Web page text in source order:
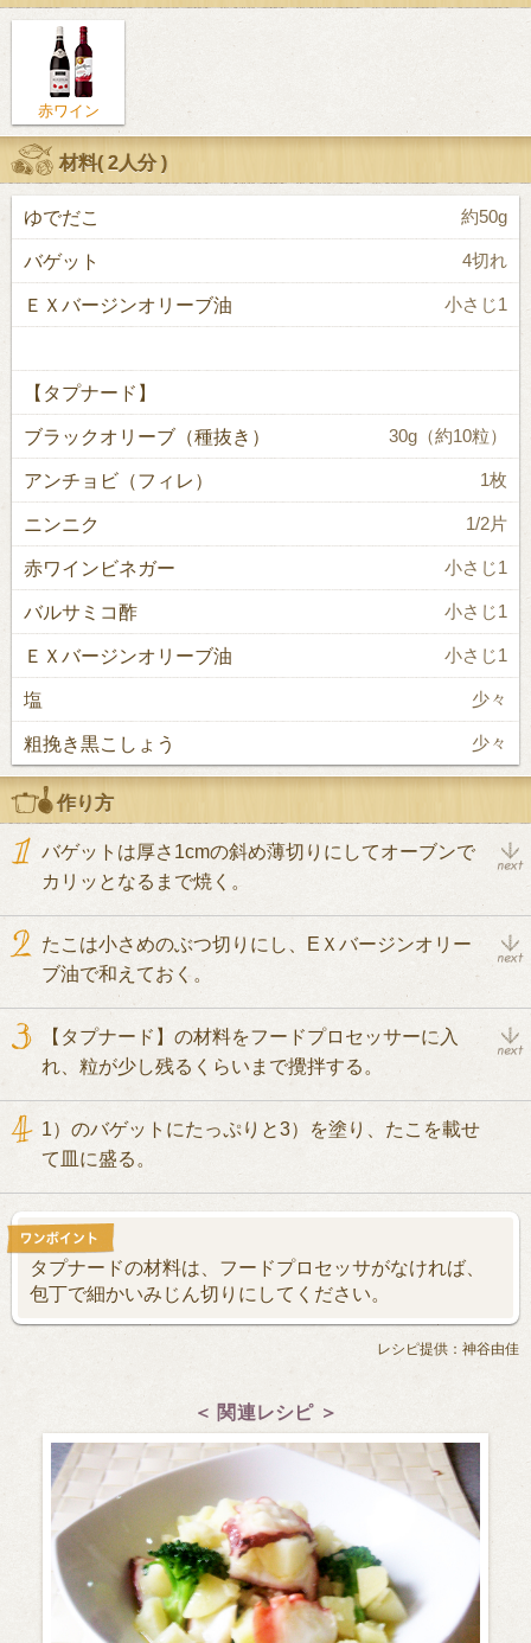
赤ワイン
材料(2人分)
ゆでだこ 約50g
バゲット 4切れ
ＥＸバージンオリーブ油 小さじ1
【タプナード】
ブラックオリーブ（種抜き） 30g（約10粒）
アンチョビ（フィレ） 1枚
ニンニク 1/2片
赤ワインビネガー 小さじ1
バルサミコ酢 小さじ1
ＥＸバージンオリーブ油 小さじ1
塩 少々
粗挽き黒こしょう 少々
作り方
バゲットは厚さ1cmの斜め薄切りにしてオーブンで
カリッとなるまで焼く。
たこは小さめのぶつ切りにし、EＸバージンオリー
ブ油で和えておく。
【タプナード】の材料をフードプロセッサーに入
れ、粒が少し残るくらいまで攪拌する。
1）のバゲットにたっぷりと3）を塗り、たこを載せ
て皿に盛る。
タプナードの材料は、フードプロセッサがなければ、
包丁で細かいみじん切りにしてください。
レシピ提供：神谷由佳
＜ 関連レシピ ＞